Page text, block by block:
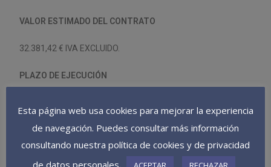
VALOR ESTIMADO DEL CONTRATO
32.381,42 € IVA EXCLUIDO.
PLAZO DE EJECUCIÓN
FIGURA DENTRO DEL PROYECTO DE OBRA, Y COMENZARÁ CON
EL ACTA DE COMPROBACIÓN DEL REPLANTEO E INICIO DE LAS
Esta página web usa cookies para mejorar la experiencia
de navegación. Puedes consultar más información
consultando nuestra política de cookies y de privacidad